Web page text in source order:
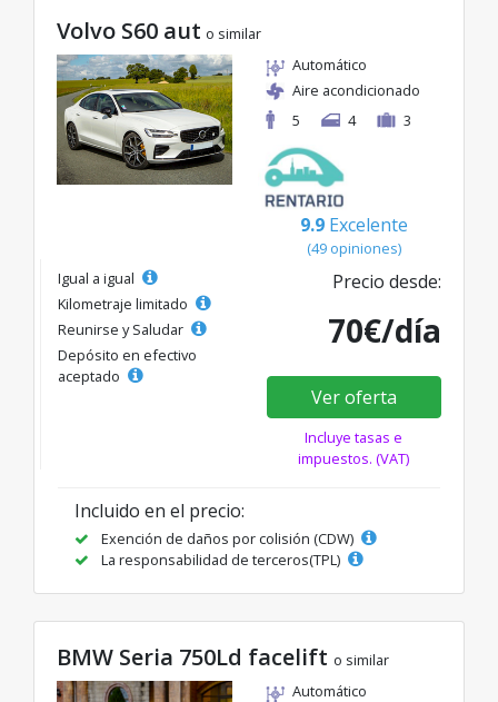
Volvo S60 aut o similar
Automático
Aire acondicionado
5
4 3
9.9 Excelente
(49 opiniones)
Igual a igual
Kilometraje limitado
Reunirse y Saludar
Depósito en efectivo
aceptado
Precio desde:
70€/día
Ver oferta
Incluye tasas e
impuestos. (VAT)
Incluido en el precio:
Exención de daños por colisión (CDW)
La responsabilidad de terceros(TPL)
BMW Seria 750Ld facelift o similar
Automático